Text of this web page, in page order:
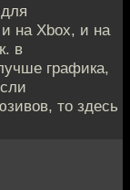
на Xbox, и на
в
графика,
то здесь